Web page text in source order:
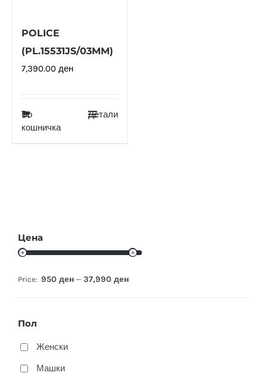
POLICE
(PL.15531JS/03MM)
7,390.00 ден
Во
кошничка
Детали
Цена
Price: 950 ден — 37,990 ден
Пол
Женски
Машки